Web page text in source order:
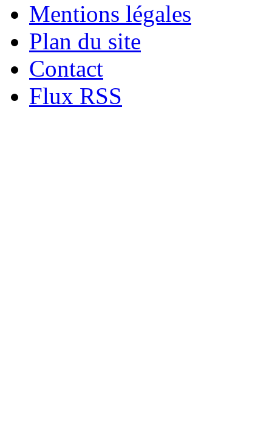
Mentions légales
Plan du site
Contact
Flux RSS